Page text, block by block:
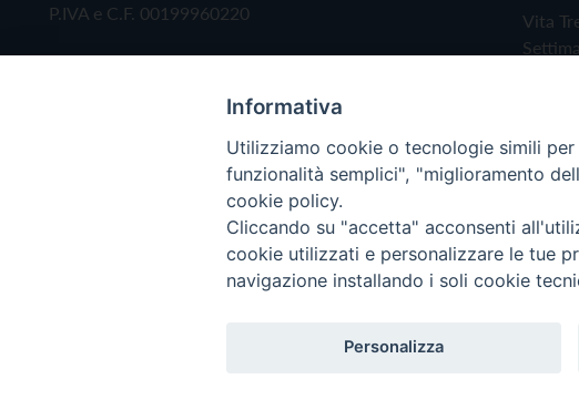
P.IVA e C.F. 00199960220
Vita
Copyright © 2019 - Tutti i diritti riservati - Vita Trentina
Informativa
Utilizziamo cookie o tecnologie simili
funzionalità semplici", "miglioramento
cookie policy.
Cliccando su "accetta" acconsenti
cookie utilizzati e personalizzare le tue
navigazione installando i soli cookie
Personalizza